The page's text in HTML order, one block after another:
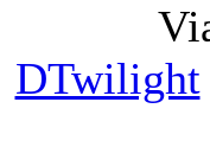
DTwilight